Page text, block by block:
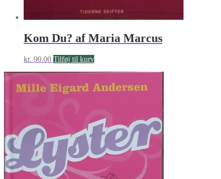
Kom Du? af Maria Marcus
kr. 90.00 Tilføj til kurv